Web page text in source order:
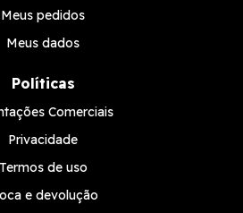
Meus pedidos
Meus dados
Políticas
Comerciais
Privacidade
Termos de uso
e devolução